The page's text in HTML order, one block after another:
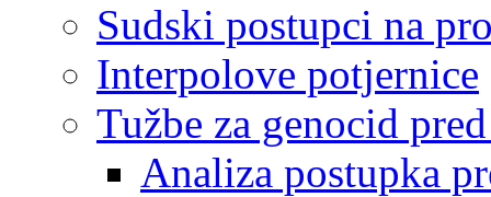
Sudski postupci na
Interpolove potjernice
Tužbe za genocid
Analiza postupka